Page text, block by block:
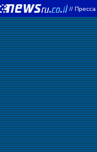
// Пресса